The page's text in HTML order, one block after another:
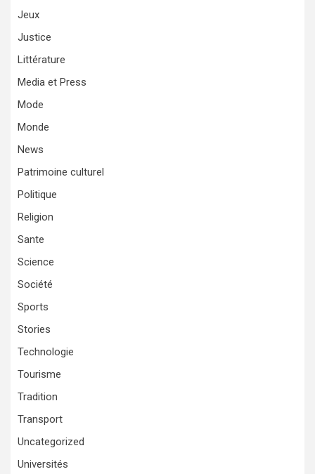
Jeux
Justice
Littérature
Media et Press
Mode
Monde
News
Patrimoine culturel
Politique
Religion
Sante
Science
Société
Sports
Stories
Technologie
Tourisme
Tradition
Transport
Uncategorized
Universités